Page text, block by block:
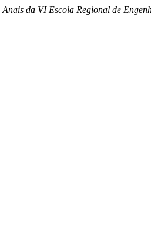
Anais da VI Escola Regional de